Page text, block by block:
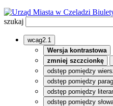
szukaj
wcag2.1
Wersja kontrastowa
zmniej szczcionkę
odstęp pomiędzy
odstęp pomiędzy
odstęp pomiędzy
odstęp pomiędzy